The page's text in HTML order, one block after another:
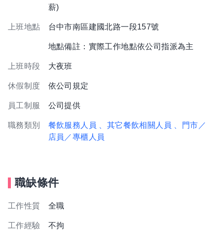
薪)
上班地點 台中市南區建國北路一段157號
地點備註：實際工作地點依公司指派為主
上班時段 大夜班
休假制度 依公司規定
員工制服 公司提供
職務類別 餐飲服務人員 、其它餐飲相關人員
、門市／
店員／專櫃人員
職缺條件
工作性質 全職
工作經驗 不拘